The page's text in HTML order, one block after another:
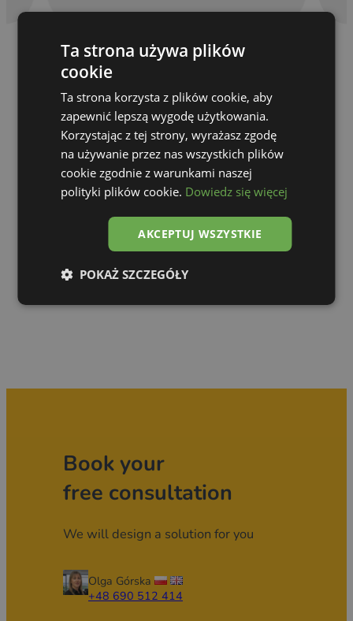
Book your
free consultation
We will design a solution for you
Olga Górska
+48 690 512 414
Ta strona używa plików
cookie
Ta strona korzysta z plików cookie, aby
zapewnić lepszą wygodę użytkowania.
Korzystając z tej strony, wyrażasz zgodę
na używanie przez nas wszystkich plików
cookie zgodnie z warunkami naszej
polityki plików cookie. Dowiedz się więcej
AKCEPTUJ WSZYSTKIE
POKAŻ SZCZEGÓŁY